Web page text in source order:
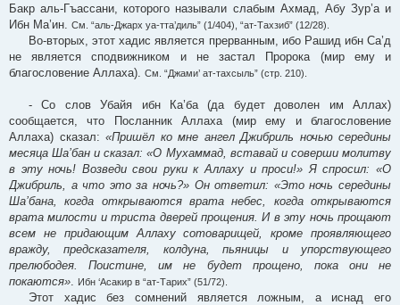
Бакр аль-Гъассани, которого называли слабым Ахмад, Абу Зур’а и
Ибн Ма’ин.
См. “аль-Джарх уа-тта’диль” (1/404), “ат-Тахзиб” (12/28).
Во-вторых, этот хадис является прерванным, ибо Рашид ибн Са’д
не является сподвижником и не застал Пророка (мир ему и
благословение Аллаха).
См. “Джами’ ат-тахсыль” (стр. 210).
- Со слов Убайя ибн Ка’ба (да будет доволен им Аллах)
сообщается, что Посланник Аллаха (мир ему и благословение
Аллаха) сказал: «Пришёл ко мне ангел Джибриль ночью середины
месяца Ша’бан и сказал: «О Мухаммад, вставай и соверши молитву
в эту ночь! Возведи свои руки к Аллаху и проси!» Я спросил: «О
Джибриль, а что это за ночь?» Он ответил: «Это ночь середины
Ша’бана, когда открываются врата небес, когда открываются
врата милости и триста дверей прощения. И в эту ночь прощают
всем не придающим Аллаху сотоварищей, кроме проявляющего
вражду, предсказателя, колдуна, пьяницы и упорствующего
прелюбодея. Поистине, им не будет прощено, пока они не
покаются»
Ибн ‘Асакир в “ат-Тарих” (51/72).
Этот хадис без сомнений является ложным, а иснад его